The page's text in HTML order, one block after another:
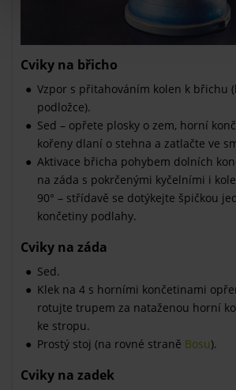
Cviky na břicho
Vzpor s přitahováním kolen k břichu
podložce).
Sed – opřete plosky o zem, horní
kořeny dlaní o stehna a zatlačte ve
Aktivace břicha pohybem dolních
na záda s pokrčenými kyčelními i
90° – střídavě se dotýkejte špičkou
končetiny podlahy.
Cviky na záda
Sed.
Klek na 4 s horními končetinami
rotujte trupem za nataženou horní
ke stropu.
Prostý stoj (na rovné straně Bosu).
Cviky na zadek